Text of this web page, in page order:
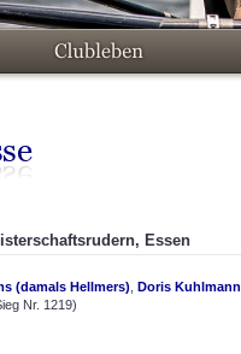
Essen
(damals Hellmers) Doris Kuhlmann
Nr. 1219)